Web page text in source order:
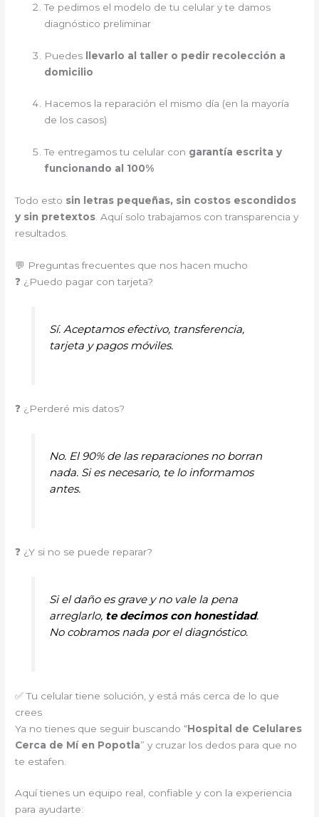
Te pedimos el modelo de tu celular y te damos
diagnóstico preliminar
Puedes llevarlo al taller o pedir recolección a
domicilio
Hacemos la reparación el mismo día (en la mayoría
de los casos)
Te entregamos tu celular con garantía escrita y
funcionando al 100%
Todo esto sin letras pequeñas, sin costos escondidos
y sin pretextos . Aquí solo trabajamos con transparencia y
resultados.
💬 Preguntas frecuentes que nos hacen mucho
❓ ¿Puedo pagar con tarjeta?
Sí. Aceptamos efectivo, transferencia,
tarjeta y pagos móviles.
❓ ¿Perderé mis datos?
No. El 90% de las reparaciones no borran
nada. Si es necesario, te lo informamos
antes.
❓ ¿Y si no se puede reparar?
Si el daño es grave y no vale la pena
arreglarlo, te decimos con honestidad.
No cobramos nada por el diagnóstico.
✅ Tu celular tiene solución, y está más cerca de lo que
crees
Ya no tienes que seguir buscando “Hospital de Celulares
Cerca de Mí en Popotla” y cruzar los dedos para que no
te estafen.
Aquí tienes un equipo real, confiable y con la experiencia
para ayudarte: